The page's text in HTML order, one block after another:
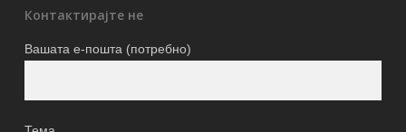
Контактирајте не
Вашата е-пошта (потребно)